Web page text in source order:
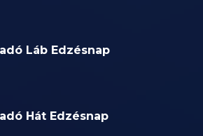
Láb Edzésnap
Hát Edzésnap